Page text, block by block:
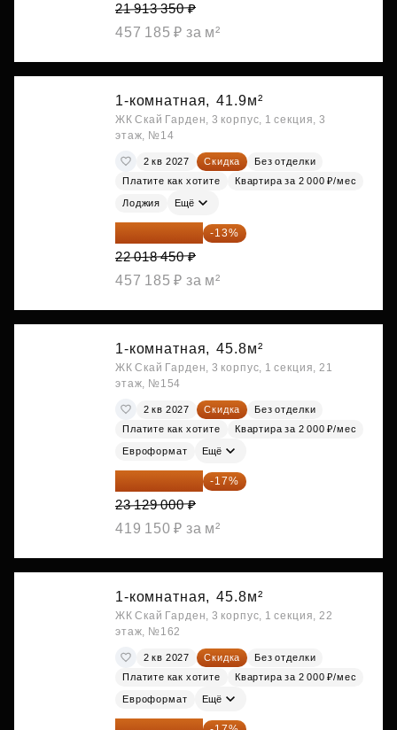
21 913 350 ₽
457 185 ₽ за м²
1-комнатная, 41.9м²
ЖК Скай Гарден, 3 корпус, 1 секция, 3
этаж, №14
2 кв 2027 Скидка
Без отделки
Платите как хотите
Квартира за 2 000 ₽/мес
Лоджия Ещё
19 156 052 ₽ -13%
22 018 450 ₽
457 185 ₽ за м²
1-комнатная, 45.8м²
ЖК Скай Гарден, 3 корпус, 1 секция, 21
этаж, №154
2 кв 2027 Скидка
Без отделки
Платите как хотите
Квартира за 2 000 ₽/мес
Евроформат Ещё
19 197 070 ₽ -17%
23 129 000 ₽
419 150 ₽ за м²
1-комнатная, 45.8м²
ЖК Скай Гарден, 3 корпус, 1 секция, 22
этаж, №162
2 кв 2027 Скидка
Без отделки
Платите как хотите
Квартира за 2 000 ₽/мес
Евроформат Ещё